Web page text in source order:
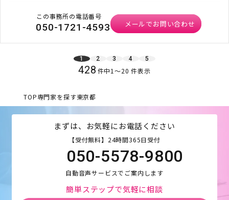
この事務所の電話番号
050-1721-4593 メールでお問い合わせ
1 2 3 4 5
428 件中1〜20 件表示
TOP専門家を探す東京都
まずは、お気軽にお電話ください
【受付無料】24時間365日受付
050-5578-9800
自動音声サービスでご案内します
簡単ステップで気軽に相談